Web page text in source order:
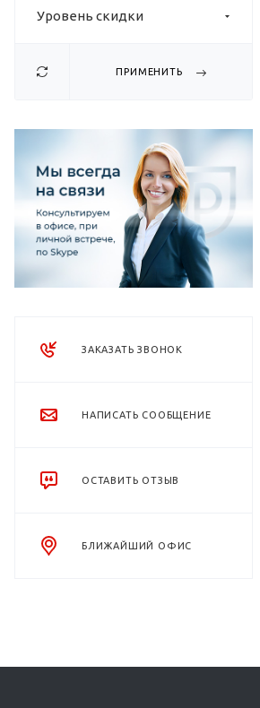
Уровень скидки
ПРИМЕНИТЬ
ЗАКАЗАТЬ ЗВОНОК
НАПИСАТЬ СООБЩЕНИЕ
ОСТАВИТЬ ОТЗЫВ
БЛИЖАЙШИЙ ОФИС